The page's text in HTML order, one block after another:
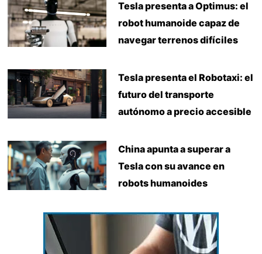
Tesla presenta a Optimus: el
robot humanoide capaz de
navegar terrenos difíciles
Tesla presenta el Robotaxi: el
futuro del transporte
autónomo a precio accesible
China apunta a superar a
Tesla con su avance en
robots humanoides